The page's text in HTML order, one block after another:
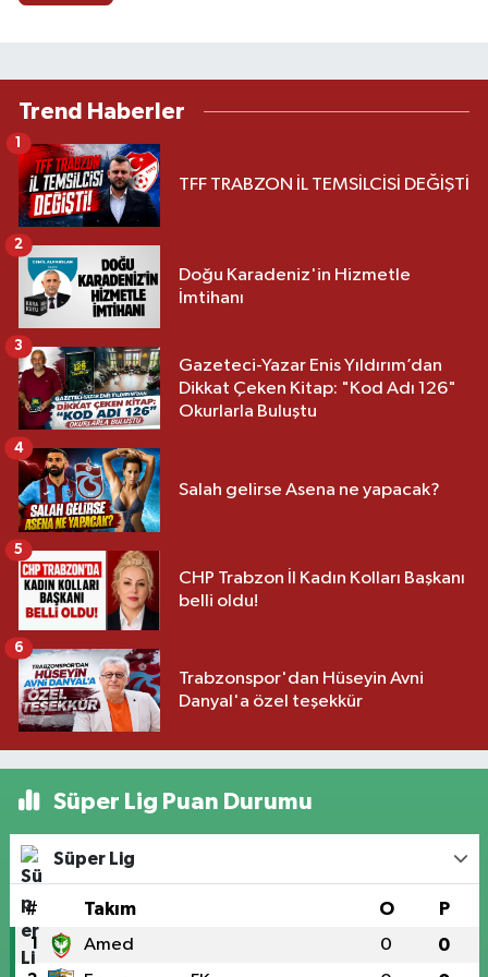
Trend Haberler
TFF TRABZON İL TEMSİLCİSİ DEĞİŞTİ
1
Doğu Karadeniz'in Hizmetle
İmtihanı
2
Gazeteci-Yazar Enis Yıldırım’dan
Dikkat Çeken Kitap: "Kod Adı 126"
Okurlarla Buluştu
3
Salah gelirse Asena ne yapacak?
4
CHP Trabzon İl Kadın Kolları Başkanı
belli oldu!
5
Trabzonspor'dan Hüseyin Avni
Danyal'a özel teşekkür
6
Süper Lig Puan Durumu
Süper Lig
# Takım O P
1 Amed 0 0